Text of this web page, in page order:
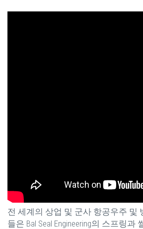
전 세계의 상업 및 군사 항공우주 및
들은 Bal Seal Engineering의 스프링과